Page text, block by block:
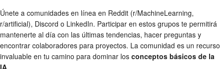
Únete a comunidades en línea en Reddit (r/MachineLearning,
r/artificial), Discord o LinkedIn. Participar en estos grupos te permitirá
mantenerte al día con las últimas tendencias, hacer preguntas y
encontrar colaboradores para proyectos. La comunidad es un recurso
invaluable en tu camino para dominar los conceptos básicos de la
IA.